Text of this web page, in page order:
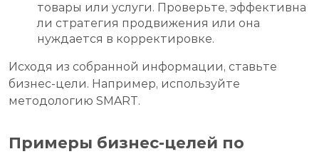
товары или услуги. Проверьте, эффективна
ли стратегия продвижения или она
нуждается в корректировке.
Исходя из собранной информации, ставьте
бизнес-цели. Например, используйте
методологию SMART.
Пpимepы бизнeс-целей по